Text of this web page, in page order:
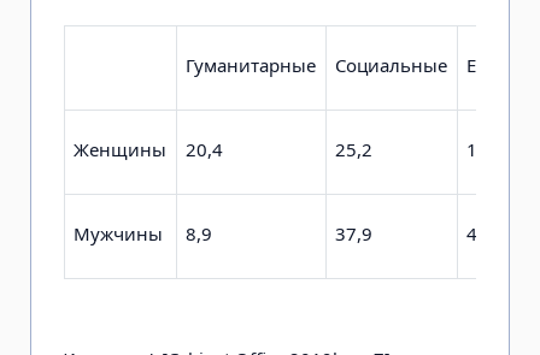
Гуманитарные Социальные
Женщины 20,4 25,2 1,9
Мужчины 8,9 37,9 4,1